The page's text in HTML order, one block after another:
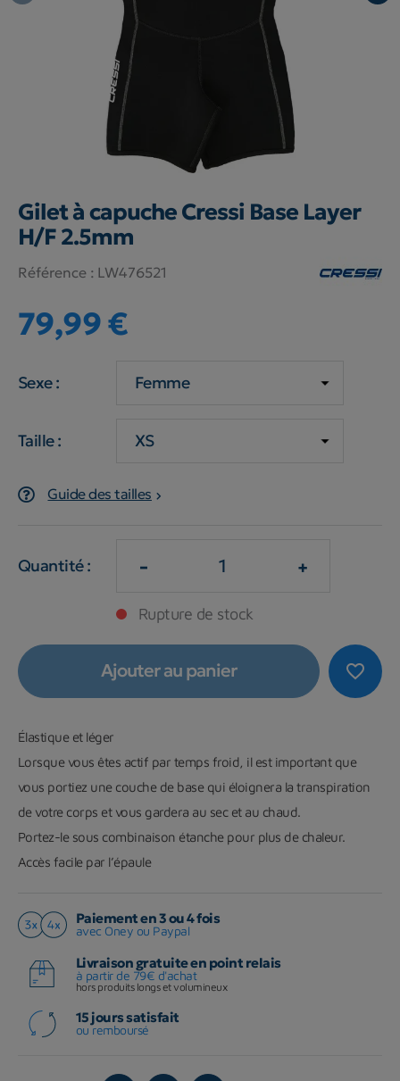
Gilet à capuche Cressi Base Layer
H/F 2.5mm
Référence : LW476521
79,99 €
Sexe :
Taille :
Guide des tailles
Quantité : - +
Rupture de stock
favorite_border
Ajouter au panier
Élastique et léger
Lorsque vous êtes actif par temps froid, il est important que
vous portiez une couche de base qui éloignera la transpiration
de votre corps et vous gardera au sec et au chaud.
Portez-le sous combinaison étanche pour plus de chaleur.
Accès facile par l’épaule
Paiement en 3 ou 4 fois
avec Oney ou Paypal
Livraison gratuite en point relais
à partir de 79€ d'achat
hors produits longs et volumineux
15 jours satisfait
ou remboursé